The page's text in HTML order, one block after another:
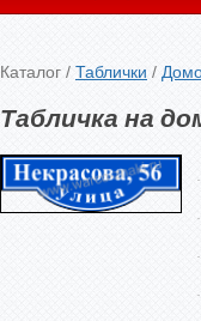
Каталог / Таблички /
Табличка на